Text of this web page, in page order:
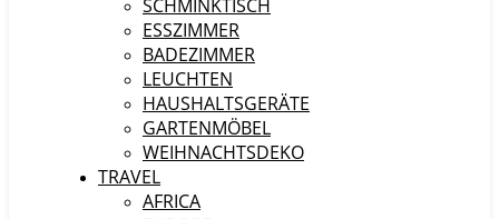
SCHMINKTISCH
ESSZIMMER
BADEZIMMER
LEUCHTEN
HAUSHALTSGERÄTE
GARTENMÖBEL
WEIHNACHTSDEKO
TRAVEL
AFRICA